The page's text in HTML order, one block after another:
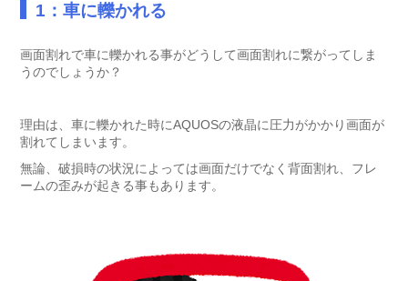
1：車に轢かれる
画面割れで車に轢かれる事がどうして画面割れに繋がってしま
うのでしょうか？
理由は、車に轢かれた時にAQUOSの液晶に圧力がかかり画面が
割れてしまいます。
無論、破損時の状況によっては画面だけでなく背面割れ、フレ
ームの歪みが起きる事もあります。